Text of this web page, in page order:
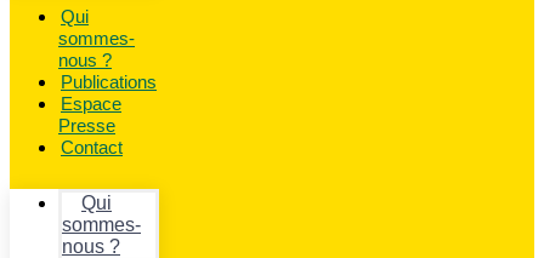
Qui
sommes-
nous ?
Publications
Espace
Presse
Contact
Qui
sommes-
nous ?